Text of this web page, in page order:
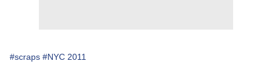
#scraps #NYC 2011